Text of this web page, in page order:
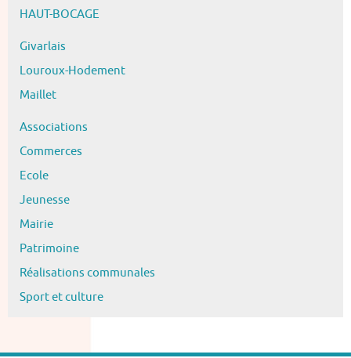
HAUT-BOCAGE
Givarlais
Louroux-Hodement
Maillet
Associations
Commerces
Ecole
Jeunesse
Mairie
Patrimoine
Réalisations communales
Sport et culture